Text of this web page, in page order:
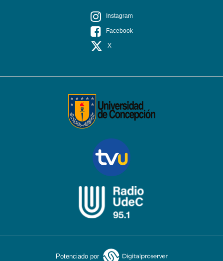
Instagram
Facebook
X
Potenciado por